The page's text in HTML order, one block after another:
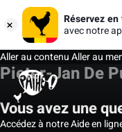
Réservez
avec notre
Aller au contenuAller au
Pieter-Jan De
Vous avez une
Accédez à notre Aide en